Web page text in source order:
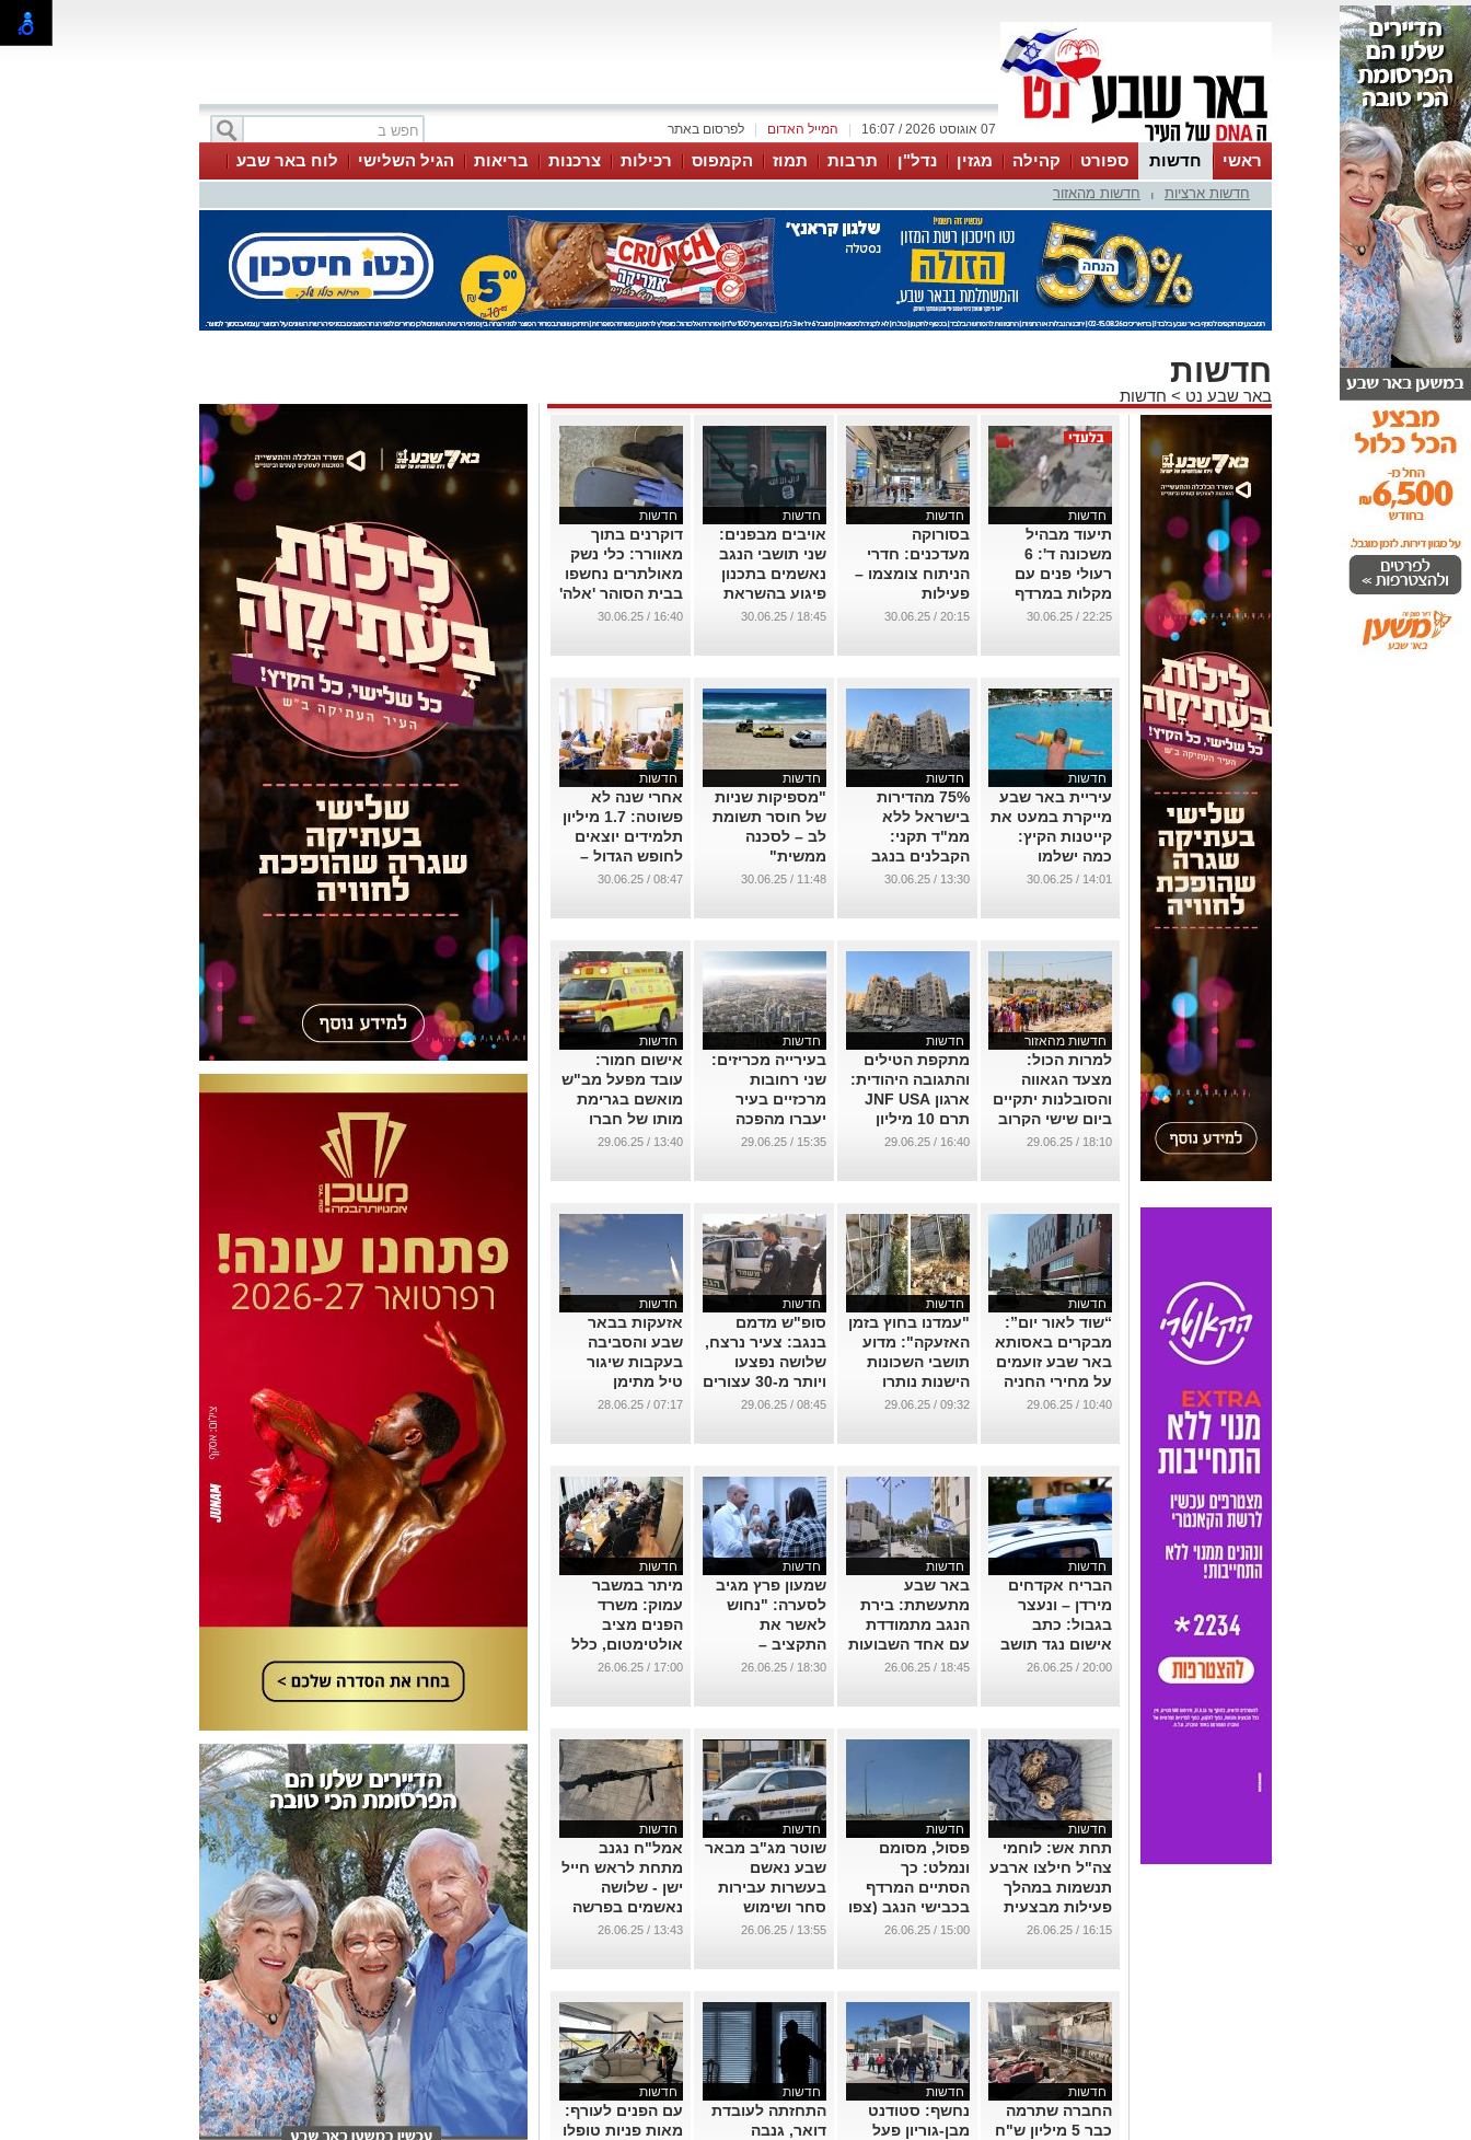
לפרסום באתר המייל האדום 07 אוגוסט 2026 / 16:07
ראשי חדשות ספורט קהילה מגזין נדל"ן תרבות תמוז הקמפוס רכילות צרכנות בריאות הגיל השלישי
לוח באר שבע
עסקים
טיפים והמלצותחדשות ארציות חדשות מהאזור
חדשות
באר שבע נט > חדשות
חדשות
תיעוד מבהיל
משכונה ד': 6
רעולי פנים עם
מקלות במרדף
אחר עובר אורח
22:25 / 30.06.25
חדשות
בסורוקה
מעדכנים: חדרי
הניתוח צומצמו –
פעילות
אמבולטורית חזרה
...
20:15 / 30.06.25
חדשות
אויבים מבפנים:
שני תושבי הנגב
נאשמים בתכנון
פיגוע בהשראת
דאע"ש
18:45 / 30.06.25
חדשות
דוקרנים בתוך
מאוורר: כלי נשק
מאולתרים נחשפו
בבית הסוהר 'אלה'
(תיעוד)
16:40 / 30.06.25
חדשות
עיריית באר שבע
מייקרת במעט את
קייטנות הקיץ:
כמה ישלמו
ההורים?
14:01 / 30.06.25
חדשות
75% מהדירות
בישראל ללא
ממ"ד תקני:
הקבלנים בנגב
דורשים פתרונות
13:30 / 30.06.25
חדשות
"מספיקות שניות
של חוסר תשומת
לב – לסכנה
ממשית"
...
11:48 / 30.06.25
חדשות
אחרי שנה לא
פשוטה: 1.7 מיליון
תלמידים יוצאים
לחופש הגדול –
מחר ייפתחו
...
08:47 / 30.06.25
חדשות מהאזור
למרות הכול:
מצעד הגאווה
והסובלנות יתקיים
ביום שישי הקרוב
במצפה רמון
18:10 / 29.06.25
חדשות
מתקפת הטילים
והתגובה היהודית:
ארגון JNF USA
תרם 10 מיליון
ש"ח לבאר שבע
16:40 / 29.06.25
חדשות
בעירייה מכריזים:
שני רחובות
מרכזיים בעיר
יעברו מהפכה
עצומה
15:35 / 29.06.25
חדשות
אישום חמור:
עובד מפעל מב"ש
מואשם בגרימת
מותו של חברו
לעבודה
13:40 / 29.06.25
חדשות
“שוד לאור יום”:
מבקרים באסותא
באר שבע זועמים
על מחירי החניה
...
10:40 / 29.06.25
חדשות
"עמדנו בחוץ בזמן
האזעקה": מדוע
תושבי השכונות
הישנות נותרו
מחוץ למקלטים?
09:32 / 29.06.25
חדשות
סופ"ש מדמם
בנגב: צעיר נרצח,
שלושה נפצעו
ויותר מ-30 עצורים
בפשיטה
...
08:45 / 29.06.25
חדשות
אזעקות בבאר
שבע והסביבה
בעקבות שיגור
טיל מתימן
...
07:17 / 28.06.25
חדשות
הבריח אקדחים
מירדן – ונעצר
בגבול: כתב
אישום נגד תושב
הנגב
20:00 / 26.06.25
חדשות
באר שבע
מתעשתת: בירת
הנגב מתמודדת
עם אחד השבועות
הקשים בתולדותיה
18:45 / 26.06.25
חדשות
שמעון פרץ מגיב
לסערה: "נחוש
לאשר את
התקציב –
התקופה הזו
מיתר"
18:30 / 26.06.25
חדשות
מיתר במשבר
עמוק: משרד
הפנים מציב
אולטימטום, כלל
חברי המועצה על
...
17:00 / 26.06.25
חדשות
תחת אש: לוחמי
צה"ל חילצו ארבע
תנשמות במהלך
פעילות מבצעית
בעזה
16:15 / 26.06.25
חדשות
פסול, מסומם
ונמלט: כך
הסתיים המרדף
בכבישי הנגב (צפו
בתיעוד)
15:00 / 26.06.25
חדשות
שוטר מג"ב מבאר
שבע נאשם
בעשרות עבירות
סחר ושימוש
בסמים – כולל מול
...
13:55 / 26.06.25
חדשות
אמל"ח נגנב
מתחת לראש חייל
ישן - שלושה
נאשמים בפרשה
ביטחונית חמורה
13:43 / 26.06.25
חדשות
החברה שתרמה
כבר 5 מיליון ש"ח
חדשות
נחשף: סטודנט
מבן-גוריון פעל
חדשות
התחזתה לעובדת
דואר, גנבה
חדשות
עם הפנים לעורף:
מאות פניות טופלו